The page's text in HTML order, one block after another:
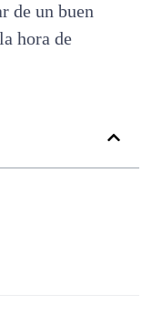
de un buen
hora de